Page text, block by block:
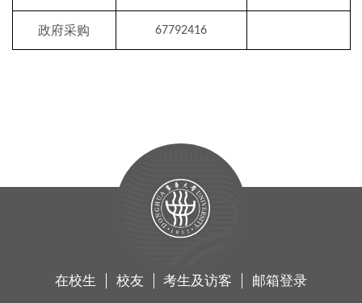
政府采购 67792416
在校生 校友 考生及访客 邮箱登录